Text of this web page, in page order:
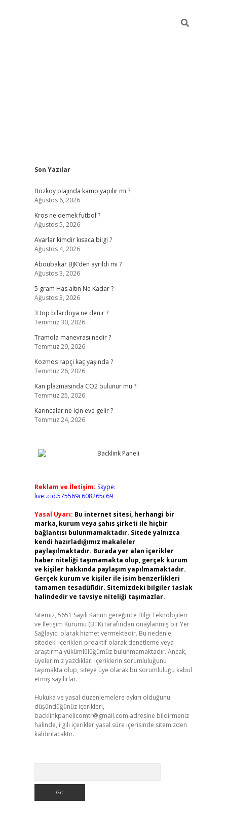
Sidebar
Son Yazılar
Bozköy plajında kamp yapılır mı ?
Ağustos 6, 2026
Kros ne demek futbol ?
Ağustos 5, 2026
Avarlar kimdir kısaca bilgi ?
Ağustos 4, 2026
Aboubakar BJK’den ayrıldı mı ?
Ağustos 3, 2026
5 gram Has altın Ne Kadar ?
Ağustos 3, 2026
3 top bilardoya ne denir ?
Temmuz 30, 2026
Tramola manevrası nedir ?
Temmuz 29, 2026
Kozmos rapçi kaç yaşında ?
Temmuz 26, 2026
Kan plazmasında CO2 bulunur mu ?
Temmuz 25, 2026
Karıncalar ne için eve gelir ?
Temmuz 24, 2026
Reklam ve İletişim: Skype:
live:.cid.575569c608265c69
Yasal Uyarı: Bu internet sitesi, herhangi bir
marka, kurum veya şahıs şirketi ile hiçbir
bağlantısı bulunmamaktadır. Sitede yalnızca
kendi hazırladığımız makaleler
paylaşılmaktadır. Burada yer alan içerikler
haber niteliği taşımamakta olup, gerçek kurum
ve kişiler hakkında paylaşım yapılmamaktadır.
Gerçek kurum ve kişiler ile isim benzerlikleri
tamamen tesadüfidir. Sitemizdeki bilgiler taslak
halindedir ve tavsiye niteliği taşımazlar.
Sitemiz, 5651 Sayılı Kanun gereğince Bilgi Teknolojileri
ve İletişim Kurumu (BTK) tarafından onaylanmış bir Yer
Sağlayıcı olarak hizmet vermektedir. Bu nedenle,
sitedeki içerikleri proaktif olarak denetleme veya
araştırma yükümlülüğümüz bulunmamaktadır. Ancak,
üyelerimiz yazdıkları içeriklerin sorumluluğunu
taşımakta olup, siteye üye olarak bu sorumluluğu kabul
etmiş sayılırlar.
Hukuka ve yasal düzenlemelere aykırı olduğunu
düşündüğünüz içerikleri,
backlinkpanelicomtr@gmail.com adresine bildirmeniz
halinde, ilgili içerikler yasal süre içerisinde sitemizden
kaldırılacaktır.